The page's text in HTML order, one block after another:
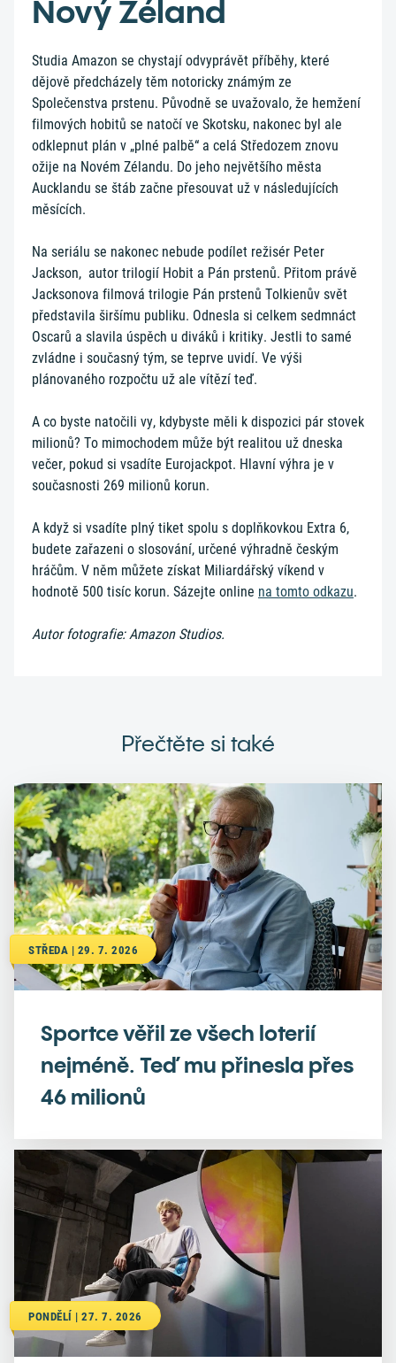
Nový Zéland
Studia Amazon se chystají odvyprávět příběhy, které
dějově předcházely těm notoricky známým ze
Společenstva prstenu. Původně se uvažovalo, že hemžení
filmových hobitů se natočí ve Skotsku, nakonec byl ale
odklepnut plán v „plné palbě“ a celá Středozem znovu
ožije na Novém Zélandu. Do jeho největšího města
Aucklandu se štáb začne přesouvat už v následujících
měsících.
Na seriálu se nakonec nebude podílet režisér Peter
Jackson, autor trilogií Hobit a Pán prstenů. Přitom právě
Jacksonova filmová trilogie Pán prstenů Tolkienův svět
představila širšímu publiku. Odnesla si celkem sedmnáct
Oscarů a slavila úspěch u diváků i kritiky. Jestli to samé
zvládne i současný tým, se teprve uvidí. Ve výši
plánovaného rozpočtu už ale vítězí teď.
A co byste natočili vy, kdybyste měli k dispozici pár stovek
milionů? To mimochodem může být realitou už dneska
večer, pokud si vsadíte Eurojackpot. Hlavní výhra je v
současnosti 269 milionů korun.
A když si vsadíte plný tiket spolu s doplňkovkou Extra 6,
budete zařazeni o slosování, určené výhradně českým
hráčům. V něm můžete získat Miliardářský víkend v
hodnotě 500 tisíc korun. Sázejte online na tomto odkazu.
Autor fotografie: Amazon Studios.
Přečtěte si také
STŘEDA | 29. 7. 2026
Sportce věřil ze všech loterií
nejméně. Teď mu přinesla přes
46 milionů
PONDĚLÍ | 27. 7. 2026